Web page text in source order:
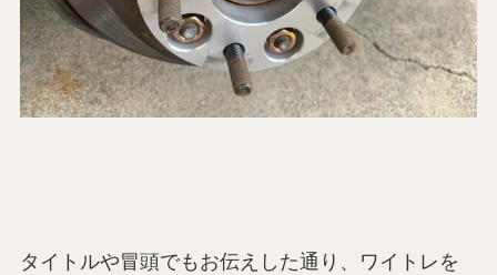
タイトルや冒頭でもお伝えした通り、ワイトレを